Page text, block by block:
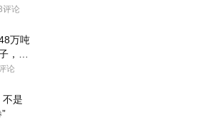
家属
评论
万吨
，布
论
不是